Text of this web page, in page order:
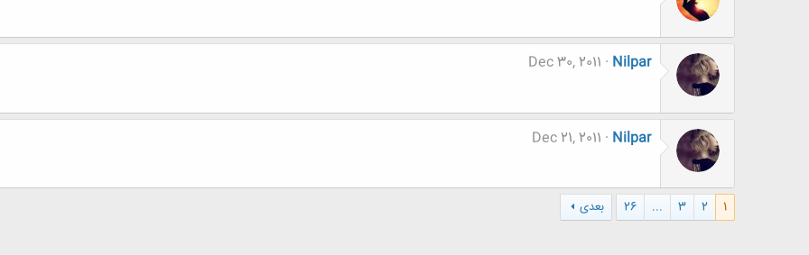
Nilpar
Dec 30, 2011
Nilpar
Dec 21, 2011
1
2
3
...
26 بعدی